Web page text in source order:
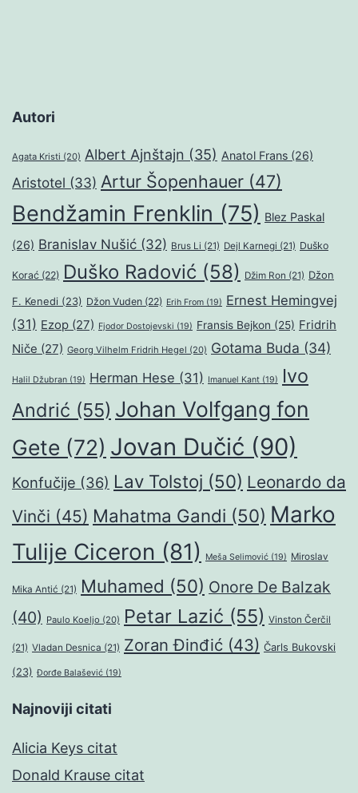
Autori
Agata Kristi (20) Albert Ajnštajn (35) Anatol Frans (26)
Aristotel (33) Artur Šopenhauer (47)
Bendžamin Frenklin (75) Blez Paskal
(26) Branislav Nušić (32) Brus Li (21) Dejl Karnegi (21) Duško
Korać (22) Duško Radović (58) Džim Ron (21) Džon
F. Kenedi (23) Džon Vuden (22) Erih From (19) Ernest Hemingvej
(31) Ezop (27) Fjodor Dostojevski (19) Fransis Bejkon (25) Fridrih
Niče (27) Georg Vilhelm Fridrih Hegel (20) Gotama Buda (34)
Halil Džubran (19) Herman Hese (31) Imanuel Kant (19)
Ivo
Andrić (55) Johan Volfgang fon
Gete (72) Jovan Dučić (90)
Konfučije (36) Lav Tolstoj (50) Leonardo da
Vinči (45) Mahatma Gandi (50) Marko
Tulije Ciceron (81) Meša Selimović (19) Miroslav
Mika Antić (21) Muhamed (50) Onore De Balzak
(40) Paulo Koeljo (20) Petar Lazić (55) Vinston Čerčil
(21) Vladan Desnica (21) Zoran Đinđić (43) Čarls Bukovski
(23) Đorđe Balašević (19)
Najnoviji citati
Alicia Keys citat
Donald Krause citat